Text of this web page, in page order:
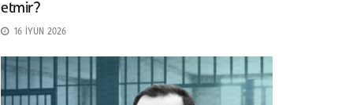
etmir?
16 İYUN 2026